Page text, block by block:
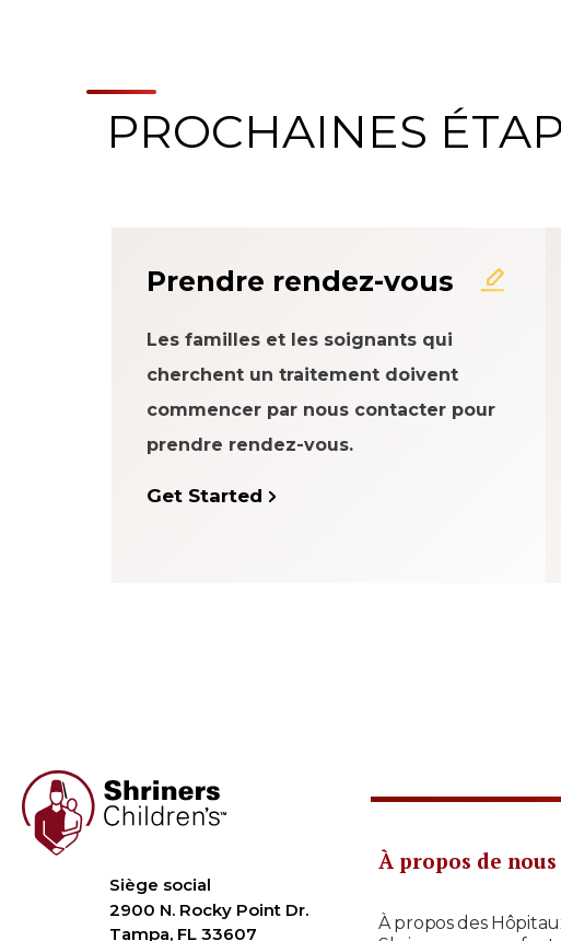
PROCHAINES
Prendre rendez-vous
Les familles et les soignants qui
cherchent un traitement doivent
commencer par nous contacter pour
prendre rendez-vous.
Get Started
Siège social
2900 N. Rocky Point Dr.
Tampa, FL 33607
À propos de nous
À propos des